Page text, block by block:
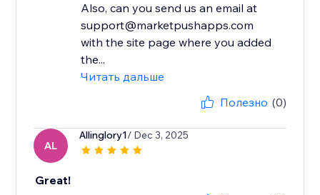
Also, can you send us an email at
support@marketpushapps.com
with the site page where you added
the...
Читать дальше
Полезно (0)
AL
Allinglory1/ Dec 3, 2025
Great!